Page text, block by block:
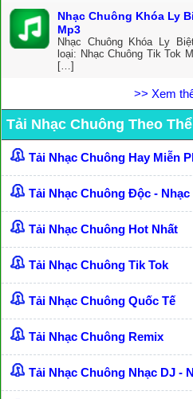
Nhạc Chuông Khóa Ly
Mp3
Nhạc Chuông Khóa Ly
loại: Nhạc Chuông Tik Tok
[…]
>> Xem
Tải Nhạc Chuông Theo
Tải Nhạc Chuông Hay Miễn
Tải Nhạc Chuông Độc - Nhạc
Tải Nhạc Chuông Hot Nhất
Tải Nhạc Chuông Tik Tok
Tải Nhạc Chuông Quốc Tế
Tải Nhạc Chuông Remix
Tải Nhạc Chuông Nhạc DJ -